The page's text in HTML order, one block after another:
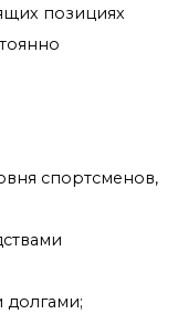
позициях
спортсменов,
долгами;